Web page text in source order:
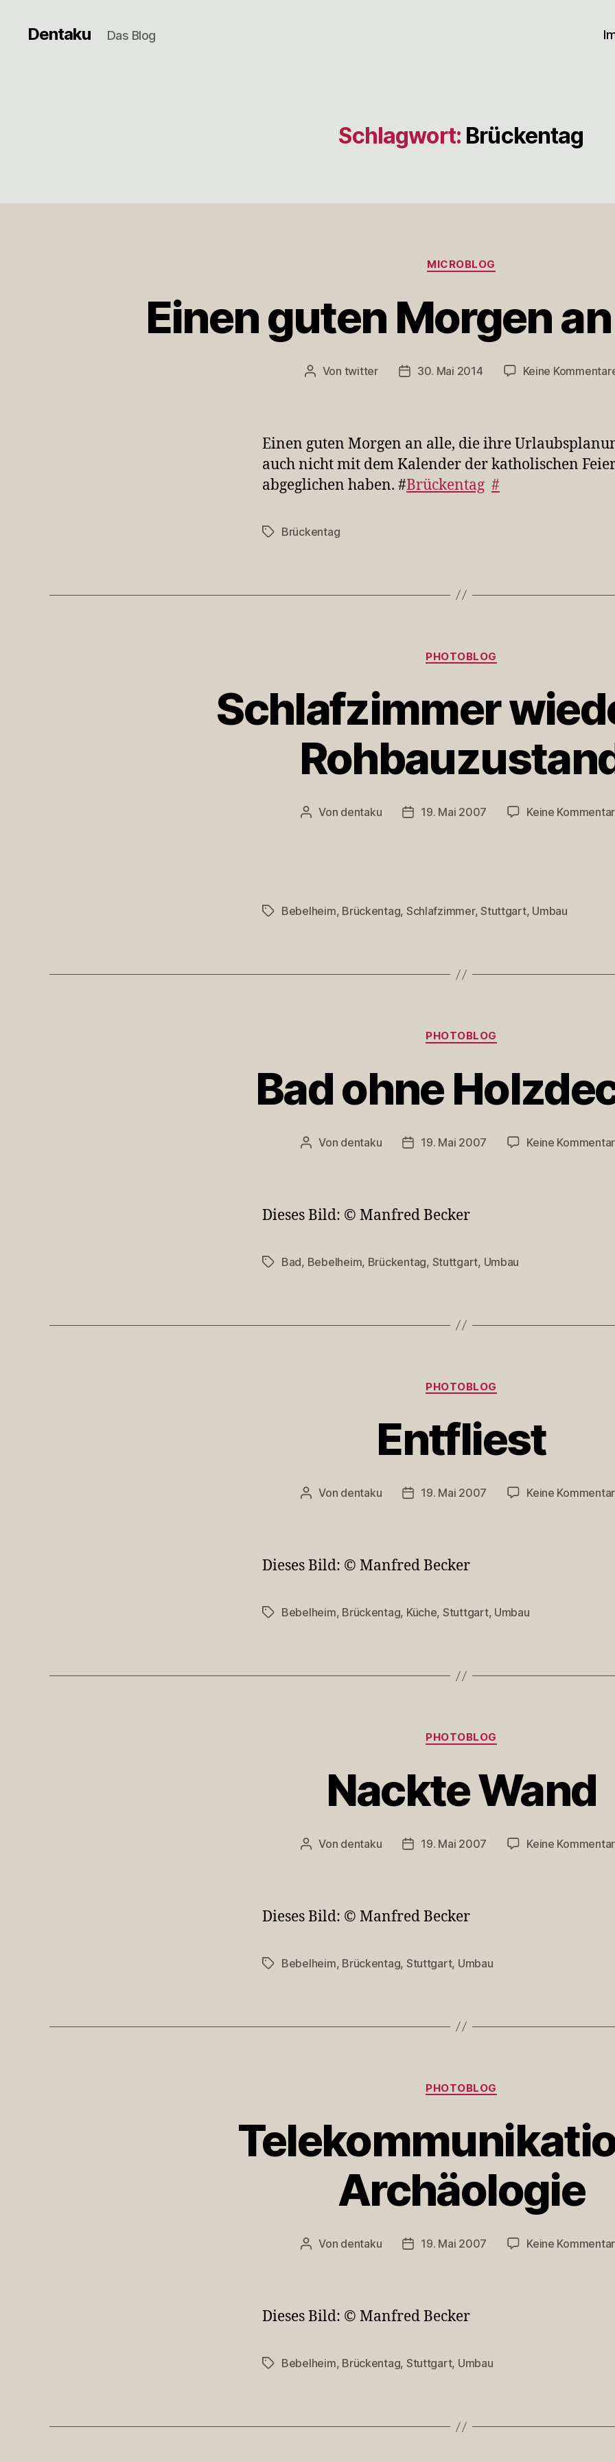
Dentaku Das Blog
Schlagwort: Brückentag
Kategorien
MICROBLOG
Einen guten Morgen
Beitragsautor
Von twitter Veröffentlichungsdatum
30. Mai 2014 Keine
Einen guten Morgen an alle, die ihre
auch nicht mit dem Kalender der katholischen
abgeglichen haben. #Brückentag #
Schlagwörter
Brückentag
Kategorien
PHOTOBLOG
Schlafzimmer
Beitragsautor
Von dentaku Veröffentlichungsdatum
19. Mai 2007 Keine
Schlagwörter
Bebelheim, Brückentag, Schlafzimmer,Stuttgart, Umbau
Kategorien
PHOTOBLOG
Bad ohne
Beitragsautor
Von dentaku Veröffentlichungsdatum
19. Mai 2007 Keine
Dieses Bild: © Manfred Becker
Schlagwörter
Bad, Bebelheim, Brückentag, Stuttgart, Umbau
Kategorien
PHOTOBLOG
Entfliest
Beitragsautor
Von dentaku Veröffentlichungsdatum
19. Mai 2007 Keine
Dieses Bild: © Manfred Becker
Schlagwörter
Bebelheim, Brückentag, Küche, Stuttgart, Umbau
Kategorien
PHOTOBLOG
Nackte Wand
Beitragsautor
Von dentaku Veröffentlichungsdatum
19. Mai 2007 Keine
Dieses Bild: © Manfred Becker
Schlagwörter
Bebelheim, Brückentag, Stuttgart, Umbau
Kategorien
PHOTOBLOG
Archäologie
Beitragsautor
Von dentaku Veröffentlichungsdatum
19. Mai 2007 Keine
Dieses Bild: © Manfred Becker
Schlagwörter
Bebelheim, Brückentag, Stuttgart, Umbau